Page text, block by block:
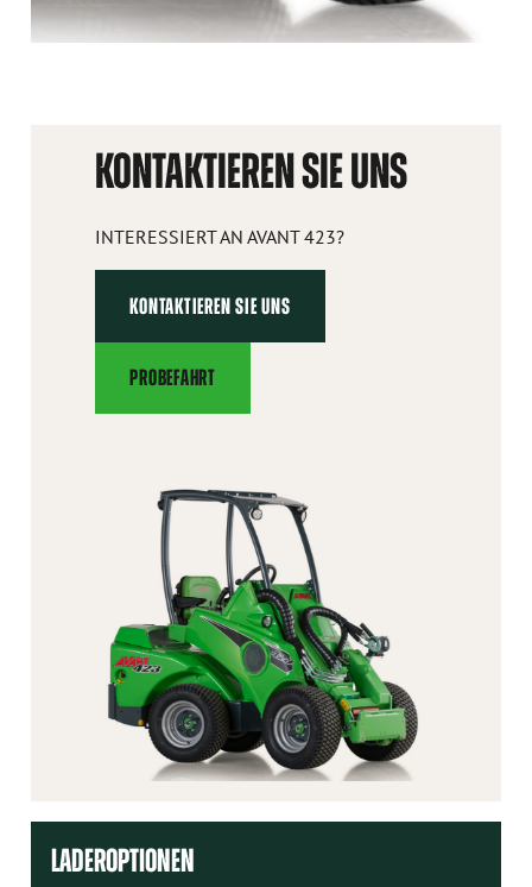
KONTAKTIEREN SIE UNS
INTERESSIERT AN AVANT 423?
KONTAKTIEREN SIE UNS
PROBEFAHRT
LADEROPTIONEN